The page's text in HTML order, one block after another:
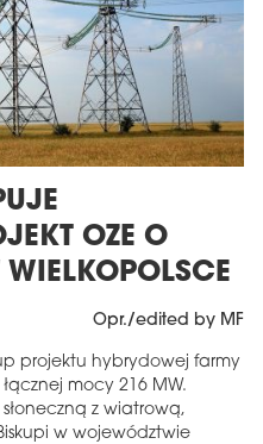
OZE O
Opr./edited by MF
projektu hybrydowej farmy
mocy 216 MW.
z wiatrową,
w województwie